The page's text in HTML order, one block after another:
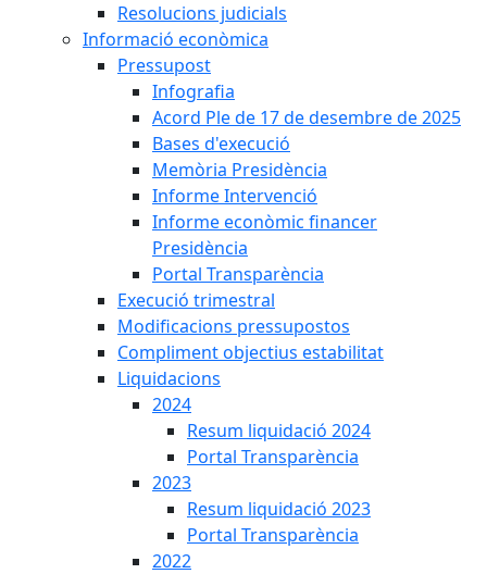
Resolucions judicials
Informació econòmica
Pressupost
Infografia
Acord Ple de 17 de desembre de 2025
Bases d'execució
Memòria Presidència
Informe Intervenció
Informe econòmic financer
Presidència
Portal Transparència
Execució trimestral
Modificacions pressupostos
Compliment objectius estabilitat
Liquidacions
2024
Resum liquidació 2024
Portal Transparència
2023
Resum liquidació 2023
Portal Transparència
2022